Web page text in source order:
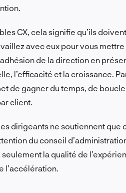
CX, cela signifie qu’ils
avec eux pour vous
de la direction en
l’efficacité et la croissance.
de gagner du temps, de
client.
dirigeants ne soutiennent que
du conseil
la qualité de
l’accélération.